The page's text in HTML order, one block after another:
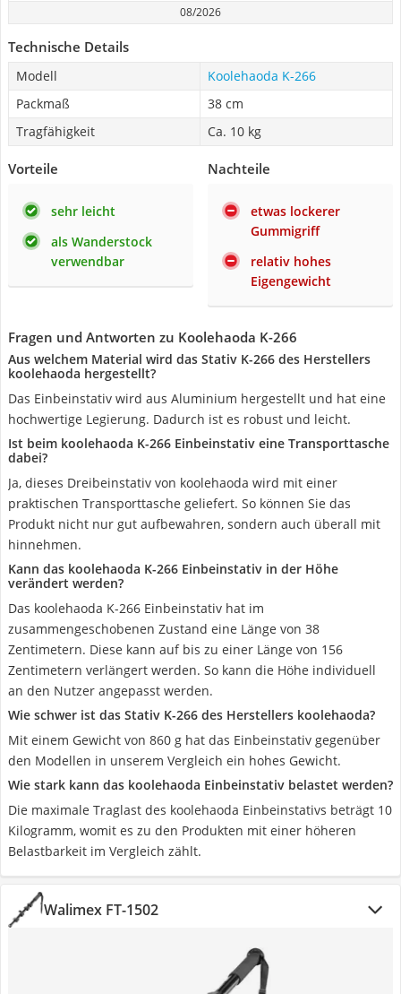
08/2026
Technische Details
Modell
Koolehaoda K-266
Packmaß
38 cm
Tragfähigkeit
Ca. 10 kg
Vorteile
sehr leicht
als Wanderstock
verwendbar
Nachteile
etwas lockerer
Gummigriff
relativ hohes
Eigengewicht
Fragen und Antworten zu Koolehaoda K-266
Aus welchem Material wird das Stativ K-266 des Herstellers
koolehaoda hergestellt?
Das Einbeinstativ wird aus Aluminium hergestellt und hat eine
hochwertige Legierung. Dadurch ist es robust und leicht.
Ist beim koolehaoda K-266 Einbeinstativ eine Transporttasche
dabei?
Ja, dieses Dreibeinstativ von koolehaoda wird mit einer
praktischen Transporttasche geliefert. So können Sie das
Produkt nicht nur gut aufbewahren, sondern auch überall mit
hinnehmen.
Kann das koolehaoda K-266 Einbeinstativ in der Höhe
verändert werden?
Das koolehaoda K-266 Einbeinstativ hat im
zusammengeschobenen Zustand eine Länge von 38
Zentimetern. Diese kann auf bis zu einer Länge von 156
Zentimetern verlängert werden. So kann die Höhe individuell
an den Nutzer angepasst werden.
Wie schwer ist das Stativ K-266 des Herstellers koolehaoda?
Mit einem Gewicht von 860 g hat das Einbeinstativ gegenüber
den Modellen in unserem Vergleich ein hohes Gewicht.
Wie stark kann das koolehaoda Einbeinstativ belastet werden?
Die maximale Traglast des koolehaoda Einbeinstativs beträgt 10
Kilogramm, womit es zu den Produkten mit einer höheren
Belastbarkeit im Vergleich zählt.
Walimex FT-1502